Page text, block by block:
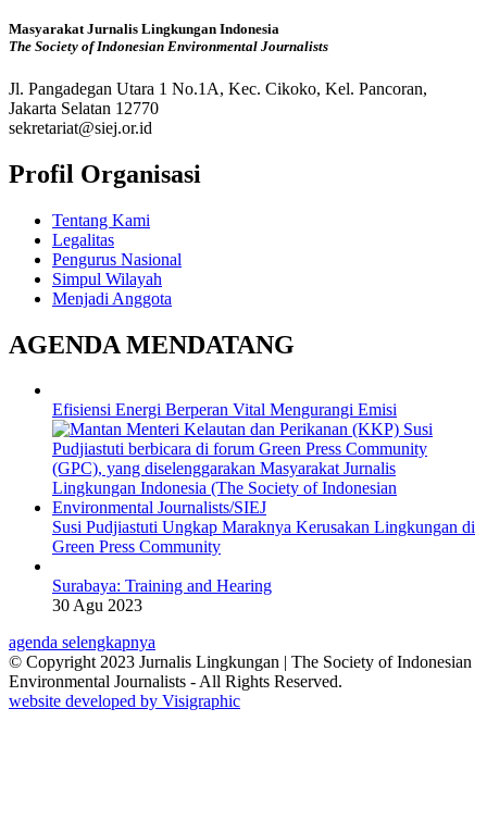
Masyarakat Jurnalis Lingkungan Indonesia
The Society of Indonesian Environmental Journalists
Jl. Pangadegan Utara 1 No.1A, Kec. Cikoko, Kel. Pancoran,
Jakarta Selatan 12770
sekretariat@siej.or.id
Profil Organisasi
Tentang Kami
Legalitas
Pengurus Nasional
Simpul Wilayah
Menjadi Anggota
AGENDA MENDATANG
Efisiensi Energi Berperan Vital Mengurangi Emisi
Susi Pudjiastuti Ungkap Maraknya Kerusakan Lingkungan di
Green Press Community
Surabaya: Training and Hearing
30 Agu 2023
agenda selengkapnya
© Copyright 2023 Jurnalis Lingkungan | The Society of Indonesian
Environmental Journalists - All Rights Reserved.
website developed by Visigraphic